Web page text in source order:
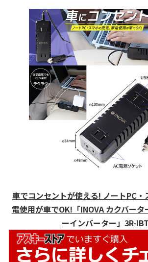
車でコンセントが使える! ノートPC
電使用が車でOK!「INOVA カクバータ
ーインバーター」3R-